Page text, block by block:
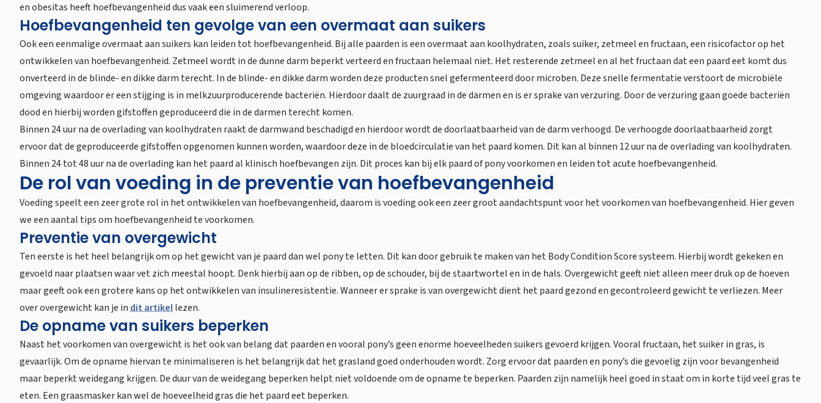
en obesitas heeft hoefbevangenheid dus vaak een sluimerend verloop.
Hoefbevangenheid ten gevolge van een overmaat aan suikers
Ook een eenmalige overmaat aan suikers kan leiden tot hoefbevangenheid. Bij alle paarden is een overmaat aan koolhydraten, zoals suiker, zetmeel en fructaan, een risicofactor op het
ontwikkelen van hoefbevangenheid. Zetmeel wordt in de dunne darm beperkt verteerd en fructaan helemaal niet. Het resterende zetmeel en al het fructaan dat een paard eet komt dus
onverteerd in de blinde- en dikke darm terecht. In de blinde- en dikke darm worden deze producten snel gefermenteerd door microben. Deze snelle fermentatie verstoort de microbiële
omgeving waardoor er een stijging is in melkzuurproducerende bacteriën. Hierdoor daalt de zuurgraad in de darmen en is er sprake van verzuring. Door de verzuring gaan goede bacteriën
dood en hierbij worden gifstoffen geproduceerd die in de darmen terecht komen.
Binnen 24 uur na de overlading van koolhydraten raakt de darmwand beschadigd en hierdoor wordt de doorlaatbaarheid van de darm verhoogd. De verhoogde doorlaatbaarheid zorgt
ervoor dat de geproduceerde gifstoffen opgenomen kunnen worden, waardoor deze in de bloedcirculatie van het paard komen. Dit kan al binnen 12 uur na de overlading van koolhydraten.
Binnen 24 tot 48 uur na de overlading kan het paard al klinisch hoefbevangen zijn. Dit proces kan bij elk paard of pony voorkomen en leiden tot acute hoefbevangenheid.
De rol van voeding in de preventie van hoefbevangenheid
Voeding speelt een zeer grote rol in het ontwikkelen van hoefbevangenheid, daarom is voeding ook een zeer groot aandachtspunt voor het voorkomen van hoefbevangenheid. Hier geven
we een aantal tips om hoefbevangenheid te voorkomen.
Preventie van overgewicht
Ten eerste is het heel belangrijk om op het gewicht van je paard dan wel pony te letten. Dit kan door gebruik te maken van het Body Condition Score systeem. Hierbij wordt gekeken en
gevoeld naar plaatsen waar vet zich meestal hoopt. Denk hierbij aan op de ribben, op de schouder, bij de staartwortel en in de hals. Overgewicht geeft niet alleen meer druk op de hoeven
maar geeft ook een grotere kans op het ontwikkelen van insulineresistentie. Wanneer er sprake is van overgewicht dient het paard gezond en gecontroleerd gewicht te verliezen. Meer
over overgewicht kan je indit artikellezen.
De opname van suikers beperken
Naast het voorkomen van overgewicht is het ook van belang dat paarden en vooral pony’s geen enorme hoeveelheden suikers gevoerd krijgen. Vooral fructaan, het suiker in gras, is
gevaarlijk. Om de opname hiervan te minimaliseren is het belangrijk dat het grasland goed onderhouden wordt. Zorg ervoor dat paarden en pony’s die gevoelig zijn voor bevangenheid
maar beperkt weidegang krijgen. De duur van de weidegang beperken helpt niet voldoende om de opname te beperken. Paarden zijn namelijk heel goed in staat om in korte tijd veel gras te
eten. Een graasmasker kan wel de hoeveelheid gras die het paard eet beperken.